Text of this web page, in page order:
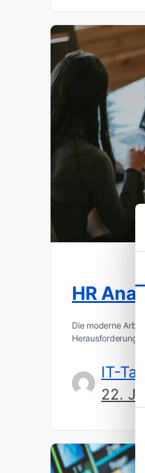
HR
Die moderne
Herausforderung,
IT-
22.